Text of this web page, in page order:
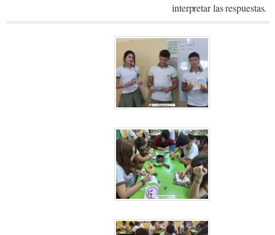
interpretar las respuestas.